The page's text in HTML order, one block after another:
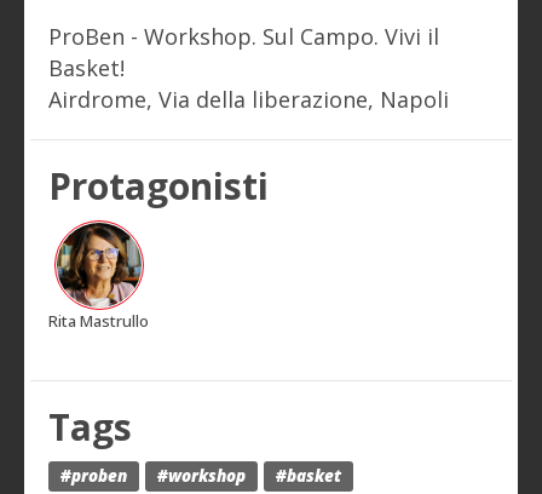
ProBen - Workshop. Sul Campo. Vivi il
Basket!
Airdrome, Via della liberazione, Napoli
Protagonisti
Rita Mastrullo
Tags
#proben #workshop #basket